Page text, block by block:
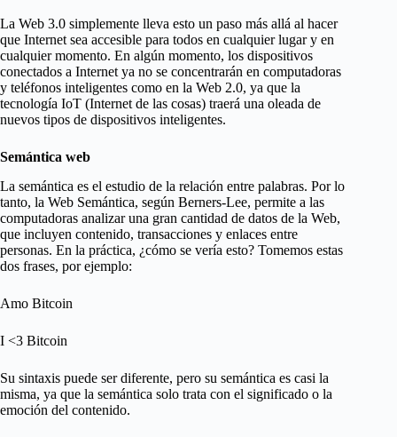
La Web 3.0 simplemente lleva esto un paso más allá al hacer
que Internet sea accesible para todos en cualquier lugar y en
cualquier momento. En algún momento, los dispositivos
conectados a Internet ya no se concentrarán en computadoras
y teléfonos inteligentes como en la Web 2.0, ya que la
tecnología IoT (Internet de las cosas) traerá una oleada de
nuevos tipos de dispositivos inteligentes.
Semántica web
La semántica es el estudio de la relación entre palabras. Por lo
tanto, la Web Semántica, según Berners-Lee, permite a las
computadoras analizar una gran cantidad de datos de la Web,
que incluyen contenido, transacciones y enlaces entre
personas. En la práctica, ¿cómo se vería esto? Tomemos estas
dos frases, por ejemplo:
Amo Bitcoin
I <3 Bitcoin
Su sintaxis puede ser diferente, pero su semántica es casi la
misma, ya que la semántica solo trata con el significado o la
emoción del contenido.